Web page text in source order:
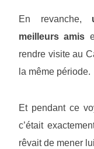
En revanche,
meilleurs amis
rendre visite au
la même période.
Et pendant ce
c’était
rêvait de mener